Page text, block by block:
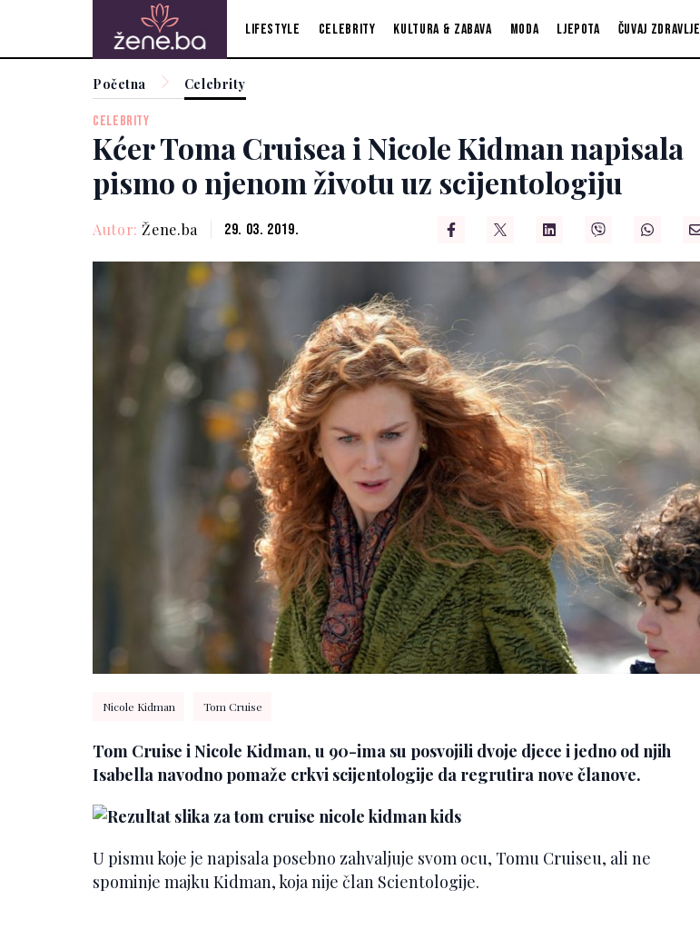
Lifestyle Celebrity Kultura & zabava Moda Ljepota Čuvaj zdravlje
Početna Celebrity
CELEBRITY
Kćer Toma Cruisea i Nicole Kidman napisala
pismo o njenom životu uz scijentologiju
Autor: Žene.ba 29. 03. 2019.
Nicole Kidman Tom Cruise
Tom Cruise i Nicole Kidman, u 90-ima su posvojili dvoje djece i jedno od njih
Isabella navodno pomaže crkvi scijentologije da regrutira nove članove.
U pismu koje je napisala posebno zahvaljuje svom ocu, Tomu Cruiseu, ali ne
spominje majku Kidman, koja nije član Scientologije.